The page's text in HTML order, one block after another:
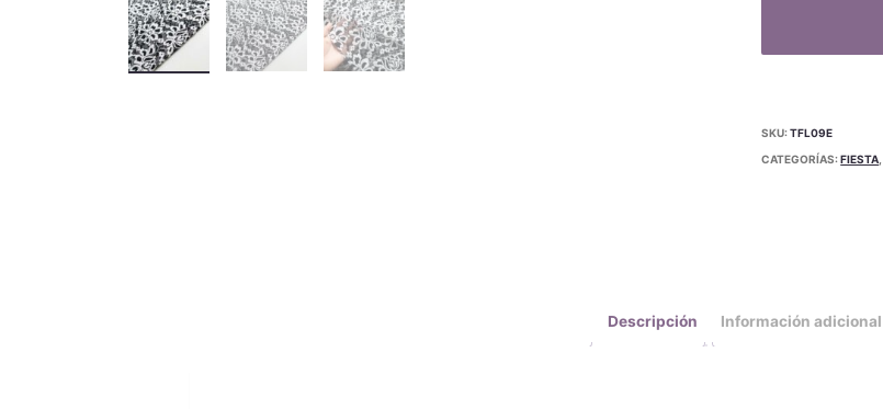
SKU:TFL09E
CATEGORÍAS:FIESTA
Descripción Información adicional